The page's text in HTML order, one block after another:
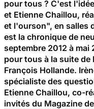
pour tous ? C'est
et Etienne Chaillou,
et l'ourson", en salles
est la chronique de
septembre 2012 à mai
pour tous à la suite
François Hollande.
spécialiste des
Etienne Chaillou, co-
invités du Magazine